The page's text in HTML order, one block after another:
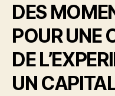
DES
POUR UNE
DE
UN